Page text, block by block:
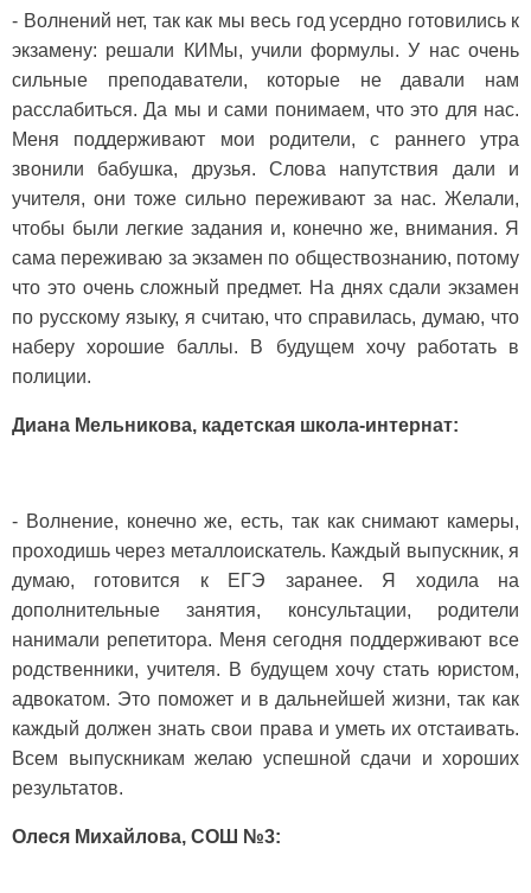
- Волнений нет, так как мы весь год усердно готовились к
экзамену: решали КИМы, учили формулы. У нас очень
сильные преподаватели, которые не давали нам
расслабиться. Да мы и сами понимаем, что это для нас.
Меня поддерживают мои родители, с раннего утра
звонили бабушка, друзья. Слова напутствия дали и
учителя, они тоже сильно переживают за нас. Желали,
чтобы были легкие задания и, конечно же, внимания. Я
сама переживаю за экзамен по обществознанию, потому
что это очень сложный предмет. На днях сдали экзамен
по русскому языку, я считаю, что справилась, думаю, что
наберу хорошие баллы. В будущем хочу работать в
полиции.
Диана Мельникова, кадетская школа-интернат:
- Волнение, конечно же, есть, так как снимают камеры,
проходишь через металлоискатель. Каждый выпускник, я
думаю, готовится к ЕГЭ заранее. Я ходила на
дополнительные занятия, консультации, родители
нанимали репетитора. Меня сегодня поддерживают все
родственники, учителя. В будущем хочу стать юристом,
адвокатом. Это поможет и в дальнейшей жизни, так как
каждый должен знать свои права и уметь их отстаивать.
Всем выпускникам желаю успешной сдачи и хороших
результатов.
Олеся Михайлова, СОШ №3: